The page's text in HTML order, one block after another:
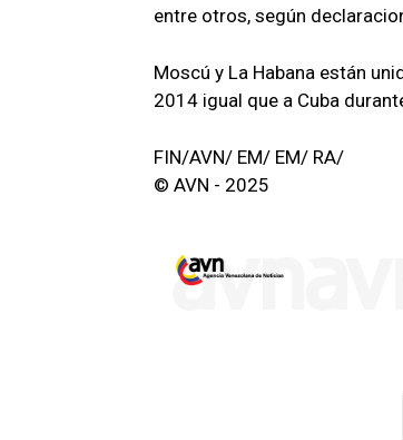
entre otros, según
Moscú y La Habana están
2014 igual que a Cuba
FIN/AVN/ EM/ EM/ RA/
© AVN - 2025